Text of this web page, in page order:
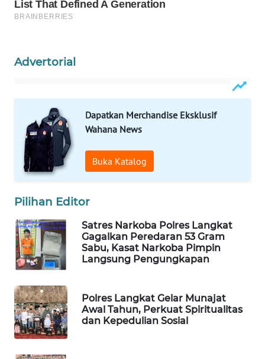
Advertorial
Dapatkan Merchandise Eksklusif
Wahana News
Buka Katalog
Pilihan Editor
Satres Narkoba Polres Langkat
Gagalkan Peredaran 53 Gram
Sabu, Kasat Narkoba Pimpin
Langsung Pengungkapan
Polres Langkat Gelar Munajat
Awal Tahun, Perkuat Spiritualitas
dan Kepedulian Sosial
LISTRIK
MAWAKA
ID
MARTABAT
NET
WATCH
MKLI
LPKKI
LKKI